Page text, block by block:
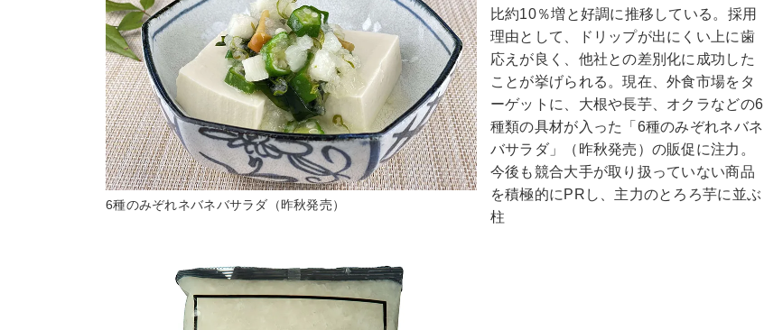
6種のみぞれネバネバサラダ（昨秋発売）
比約10％増と好調に推移している。採用
理由として、ドリップが出にくい上に歯
応えが良く、他社との差別化に成功した
ことが挙げられる。現在、外食市場をタ
ーゲットに、大根や長芋、オクラなどの6
種類の具材が入った「6種のみぞれネバネ
バサラダ」（昨秋発売）の販促に注力。
今後も競合大手が取り扱っていない商品
を積極的にPRし、主力のとろろ芋に並ぶ
柱